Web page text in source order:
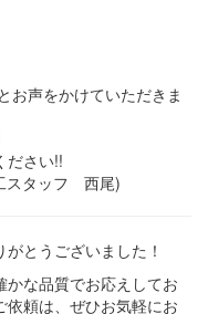
お声をかけていただきま
ださい!!
スタッフ 西尾)
とうございました！
な品質でお応えしてお
依頼は、ぜひお気軽にお